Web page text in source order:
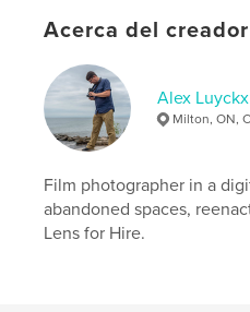
Fecha de publicación:jul.
Idioma
Palabras clave
photography , travel ,
Acerca del creador
Alex Luyckx
Milton, ON,
Film photographer in a
abandoned spaces,
Lens for Hire.